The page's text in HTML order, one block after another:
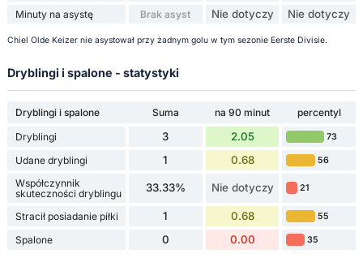
Minuty na asystę Brak asyst Nie dotyczy Nie dotyczy
Chiel Olde Keizer nie asystował przy żadnym golu w tym sezonie Eerste Divisie.
Dryblingi i spalone - statystyki
Dryblingi i spalone Suma na 90 minut
percentyl
Dryblingi
3 2.05 73
Udane dryblingi 1 0.68 56
Współczynnik
skuteczności dryblingu
33.33% Nie dotyczy 21
Stracił posiadanie piłki 1 0.68 55
Spalone 0 0.00 35